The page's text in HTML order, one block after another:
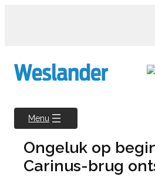
Menu
Ongeluk op
Carinus-brug